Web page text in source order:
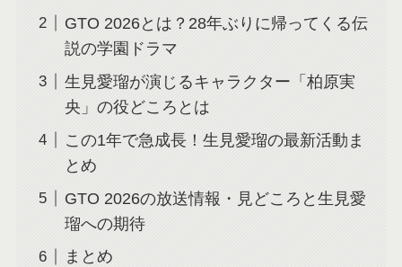
GTO 2026とは？28年ぶりに帰ってくる伝
説の学園ドラマ
生見愛瑠が演じるキャラクター「柏原実
央」の役どころとは
この1年で急成長！生見愛瑠の最新活動ま
とめ
GTO 2026の放送情報・見どころと生見愛
瑠への期待
まとめ